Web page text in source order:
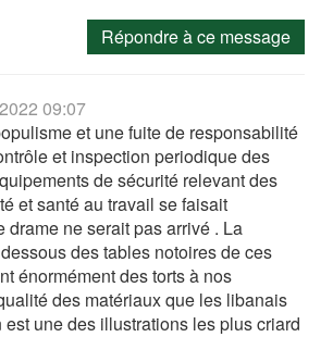
Répondre à ce message
09:07
et une fuite de responsabilité
et inspection periodique des
de sécurité relevant des
et santé au travail se faisait
drame ne serait pas arrivé . La
des tables notoires de ces
énormément des torts à nos
des matériaux que les libanais
est une des illustrations les plus criard